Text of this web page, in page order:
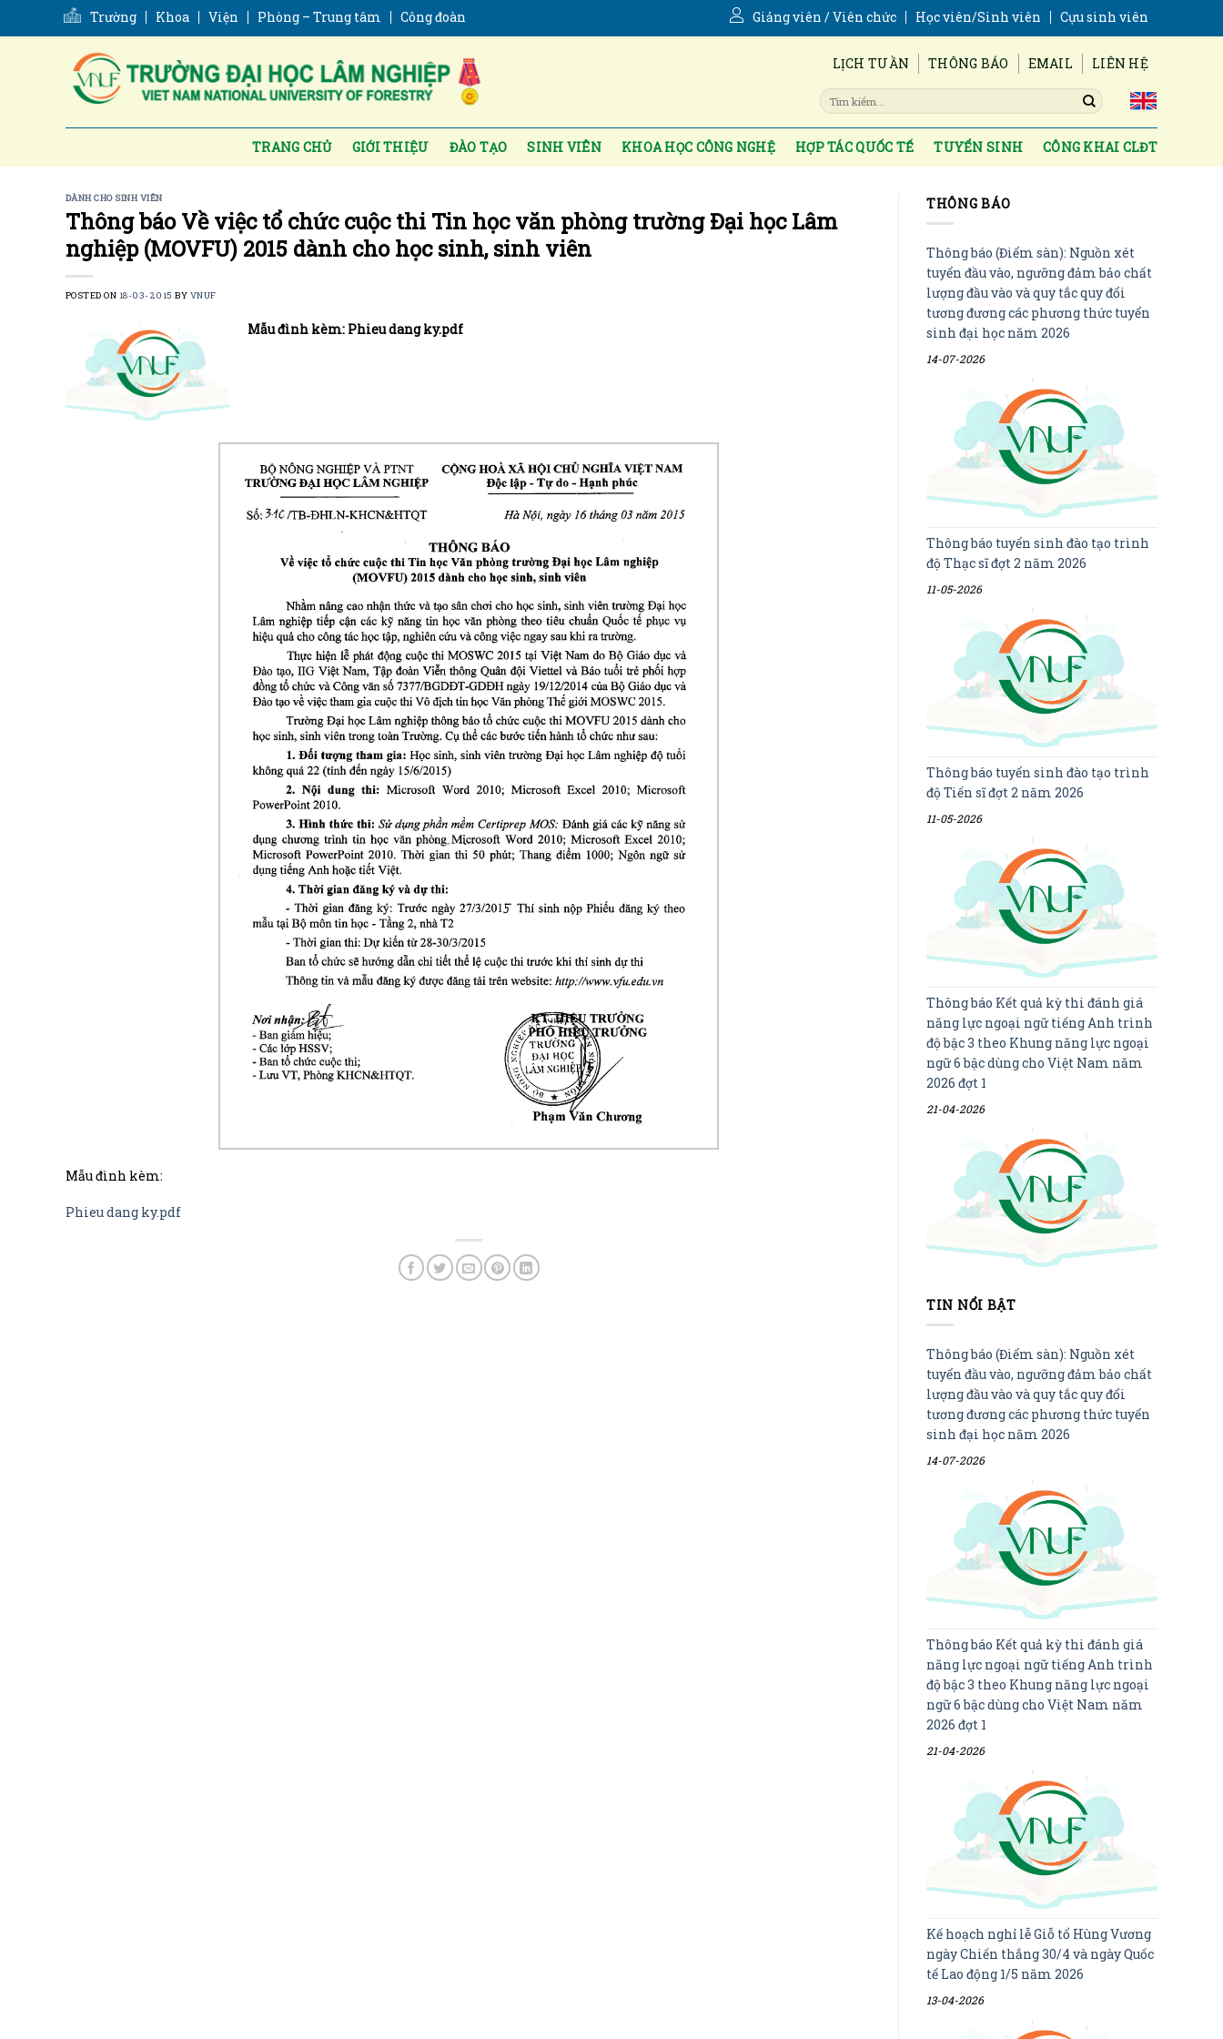
Trường Khoa Viện Phòng – Trung tâm Công đoàn Giảng viên / Viên chức Học viên/Sinh viên Cựu sinh viên
LỊCH TUẦN THÔNG BÁO EMAIL LIÊN HỆ
TRANG CHỦ GIỚI THIỆU ĐÀO TẠO SINH VIÊN KHOA HỌC CÔNG NGHỆ HỢP TÁC QUỐC TẾ TUYỂN SINH CÔNG KHAI CLĐT
DÀNH CHO SINH VIÊN
Thông báo Về việc tổ chức cuộc thi Tin học văn phòng trường Đại học Lâm
nghiệp (MOVFU) 2015 dành cho học sinh, sinh viên
POSTED ON 18-03-2015 BY VNUF
Mẫu đình kèm: Phieu dang ky.pdf
Mẫu đình kèm:
Phieu dang ky.pdf
THÔNG BÁO
Thông báo (Điểm sàn): Nguồn xét
tuyển đầu vào, ngưỡng đảm bảo chất
lượng đầu vào và quy tắc quy đổi
tương đương các phương thức tuyển
sinh đại học năm 2026
14-07-2026
Thông báo tuyển sinh đào tạo trình
độ Thạc sĩ đợt 2 năm 2026
11-05-2026
Thông báo tuyển sinh đào tạo trình
độ Tiến sĩ đợt 2 năm 2026
11-05-2026
Thông báo Kết quả kỳ thi đánh giá
năng lực ngoại ngữ tiếng Anh trình
độ bậc 3 theo Khung năng lực ngoại
ngữ 6 bậc dùng cho Việt Nam năm
2026 đợt 1
21-04-2026
TIN NỔI BẬT
Thông báo (Điểm sàn): Nguồn xét
tuyển đầu vào, ngưỡng đảm bảo chất
lượng đầu vào và quy tắc quy đổi
tương đương các phương thức tuyển
sinh đại học năm 2026
14-07-2026
Thông báo Kết quả kỳ thi đánh giá
năng lực ngoại ngữ tiếng Anh trình
độ bậc 3 theo Khung năng lực ngoại
ngữ 6 bậc dùng cho Việt Nam năm
2026 đợt 1
21-04-2026
Kế hoạch nghỉ lễ Giỗ tổ Hùng Vương
ngày Chiến thắng 30/4 và ngày Quốc
tế Lao động 1/5 năm 2026
13-04-2026